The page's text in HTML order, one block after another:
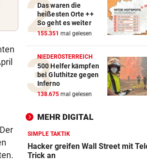
„BESTES GESCHENK“ vor
Meryl Streep singt Geri
süßes Ständchen
NACH HARTEM KAMPF vor
Erstmals seit April:
Viertelfinale
Gift in Babymilch:
Das waren die
heißesten Orte ++
So geht es weiter
155.351 mal gelesen
NIEDERÖSTERREICH
500 Helfer kämpfen
bei Gluthitze gegen
Inferno
138.675 mal gelesen
MEHR DIGITAL
SIMPLE TAKTIK
Hacker greifen Wall Street mit
Trick an